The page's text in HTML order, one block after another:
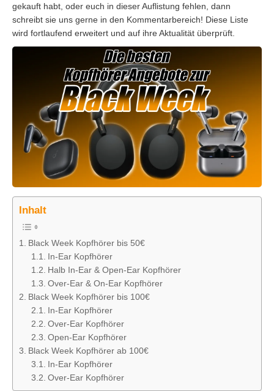
gekauft habt, oder euch in dieser Auflistung fehlen, dann
schreibt sie uns gerne in den Kommentarbereich! Diese Liste
wird fortlaufend erweitert und auf ihre Aktualität überprüft.
Inhalt
Black Week Kopfhörer bis 50€
In-Ear Kopfhörer
Halb In-Ear & Open-Ear Kopfhörer
Over-Ear & On-Ear Kopfhörer
Black Week Kopfhörer bis 100€
In-Ear Kopfhörer
Over-Ear Kopfhörer
Open-Ear Kopfhörer
Black Week Kopfhörer ab 100€
In-Ear Kopfhörer
Over-Ear Kopfhörer